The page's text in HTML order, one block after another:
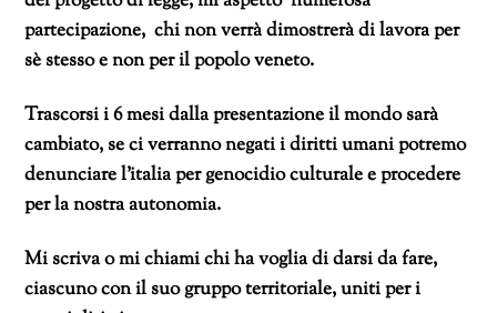
partecipazione, chi non verrà dimostrerà di lavora per
sè stesso e non per il popolo veneto.
Trascorsi i 6 mesi dalla presentazione il mondo sarà
cambiato, se ci verranno negati i diritti umani potremo
denunciare l’italia per genocidio culturale e procedere
per la nostra autonomia.
Mi scriva o mi chiami chi ha voglia di darsi da fare,
ciascuno con il suo gruppo territoriale, uniti per i